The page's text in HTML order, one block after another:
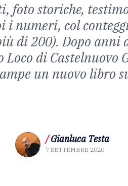
foto storiche,
i numeri, col
di 200). Dopo anni
Loco di Castelnuovo
un nuovo libro
/ Gianluca Testa
7 SETTEMBRE 2020